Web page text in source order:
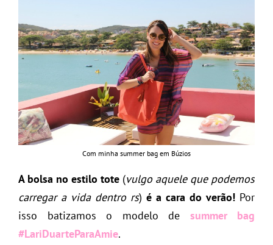
Com minha summer bag em Búzios
A bolsa no estilo tote (vulgo aquele que podemos
carregar a vida dentro rs) é a cara do verão! Por
isso batizamos o modelo de summer bag
#LariDuarteParaAmie.